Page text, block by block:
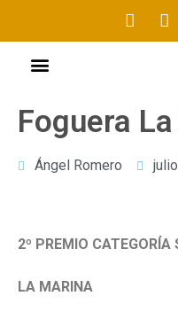
Foguera
Ángel Romero
2º PREMIO CATEGORÍA
LA MARINA